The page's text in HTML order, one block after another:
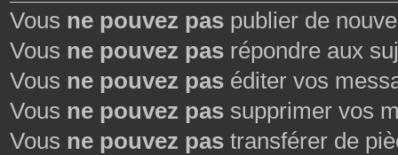
Vous ne pouvez pas publier de
Vous ne pouvez pas répondre aux
Vous ne pouvez pas éditer vos
Vous ne pouvez pas supprimer vos
Vous ne pouvez pas transférer de